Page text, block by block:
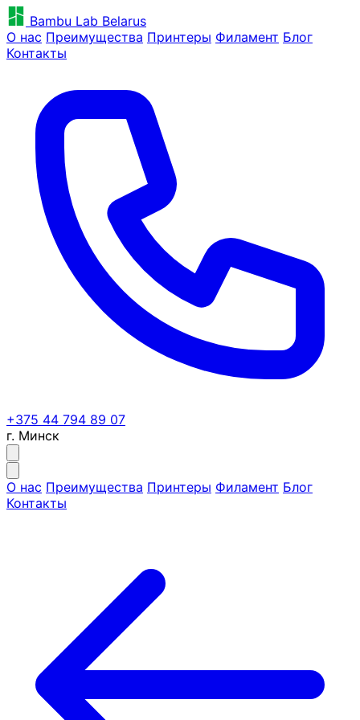
Bambu Lab Belarus
О нас Преимущества Принтеры Филамент Блог
Контакты
+375 44 794 89 07
г. Минск
О нас Преимущества Принтеры Филамент Блог
Контакты